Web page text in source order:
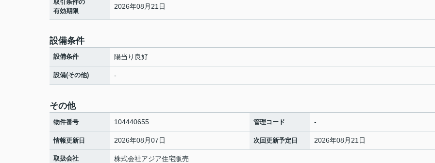
取引条件の
有効期限
2026年08月21日
設備条件
設備条件 陽当り良好
設備(その他) -
その他
物件番号 104440655 管理コード -
情報更新日 2026年08月07日 次回更新予定日 2026年08月21日
取扱会社
株式会社アジア住宅販売